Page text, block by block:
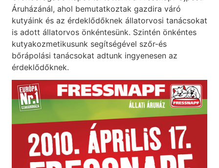
Áruházánál, ahol bemutatkoztak gazdira váró
kutyáink és az érdeklődőknek állatorvosi tanácsokat
is adott állatorvos önkéntesünk. Szintén önkéntes
kutyakozmetikusunk segítségével szőr-és
bőrápolási tanácsokat adtunk ingyenesen az
érdeklődőknek.